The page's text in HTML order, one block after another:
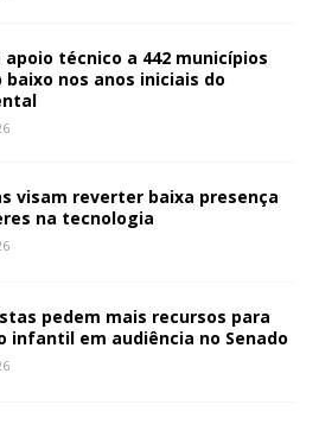
apoio técnico a 442 municípios
baixo nos anos iniciais do
visam reverter baixa presença
na tecnologia
pedem mais recursos para
infantil em audiência no Senado